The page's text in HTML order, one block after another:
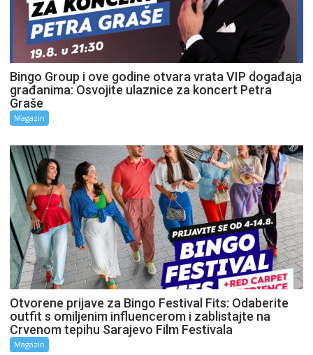
Bingo Group i ove godine otvara vrata VIP događaja
građanima: Osvojite ulaznice za koncert Petra
Graše
Magazin
Otvorene prijave za Bingo Festival Fits: Odaberite
outfit s omiljenim influencerom i zablistajte na
Crvenom tepihu Sarajevo Film Festivala
Magazin